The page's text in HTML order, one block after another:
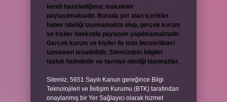
kendi hazırladığımız makaleler
paylaşılmaktadır. Burada yer alan içerikler
haber niteliği taşımamakta olup, gerçek kurum
ve kişiler hakkında paylaşım yapılmamaktadır.
Gerçek kurum ve kişiler ile isim benzerlikleri
tamamen tesadüfidir. Sitemizdeki bilgiler
taslak halindedir ve tavsiye niteliği taşımazlar.
Sitemiz, 5651 Sayılı Kanun gereğince Bilgi
Teknolojileri ve İletişim Kurumu (BTK) tarafından
onaylanmış bir Yer Sağlayıcı olarak hizmet